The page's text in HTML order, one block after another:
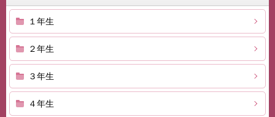
１年生
２年生
３年生
４年生